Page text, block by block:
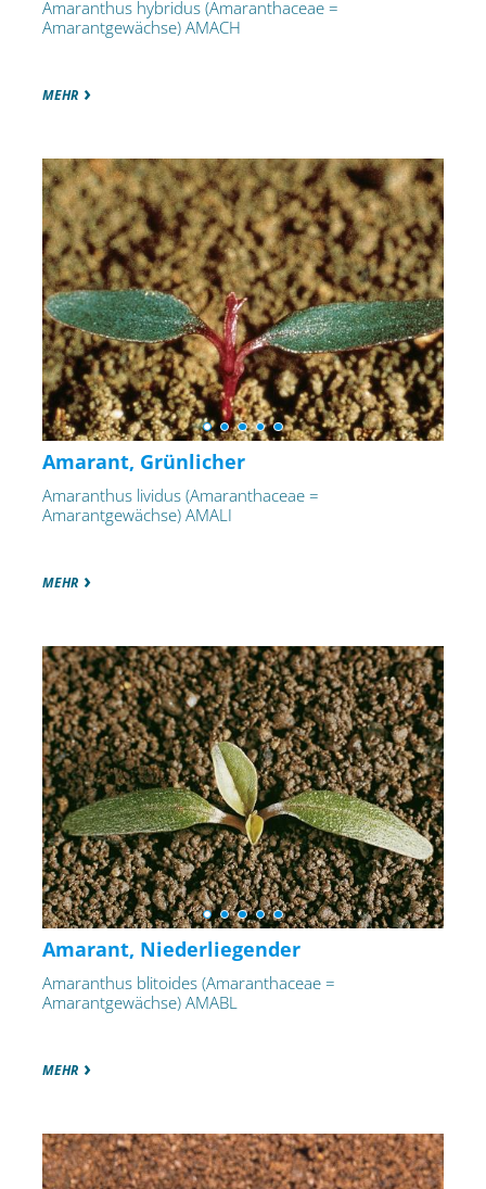
Amaranthus hybridus (Amaranthaceae =
Amarantgewächse) AMACH
MEHR
Amarant, Grünlicher
Amaranthus lividus (Amaranthaceae =
Amarantgewächse) AMALI
MEHR
Amarant, Niederliegender
Amaranthus blitoides (Amaranthaceae =
Amarantgewächse) AMABL
MEHR